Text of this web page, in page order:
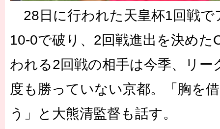
28日に行われた天皇杯1回戦で
10-0で破り、2回戦進出を決めた
われる2回戦の相手は今季、リー
度も勝っていない京都。「胸を
う」と大熊清監督も話す。